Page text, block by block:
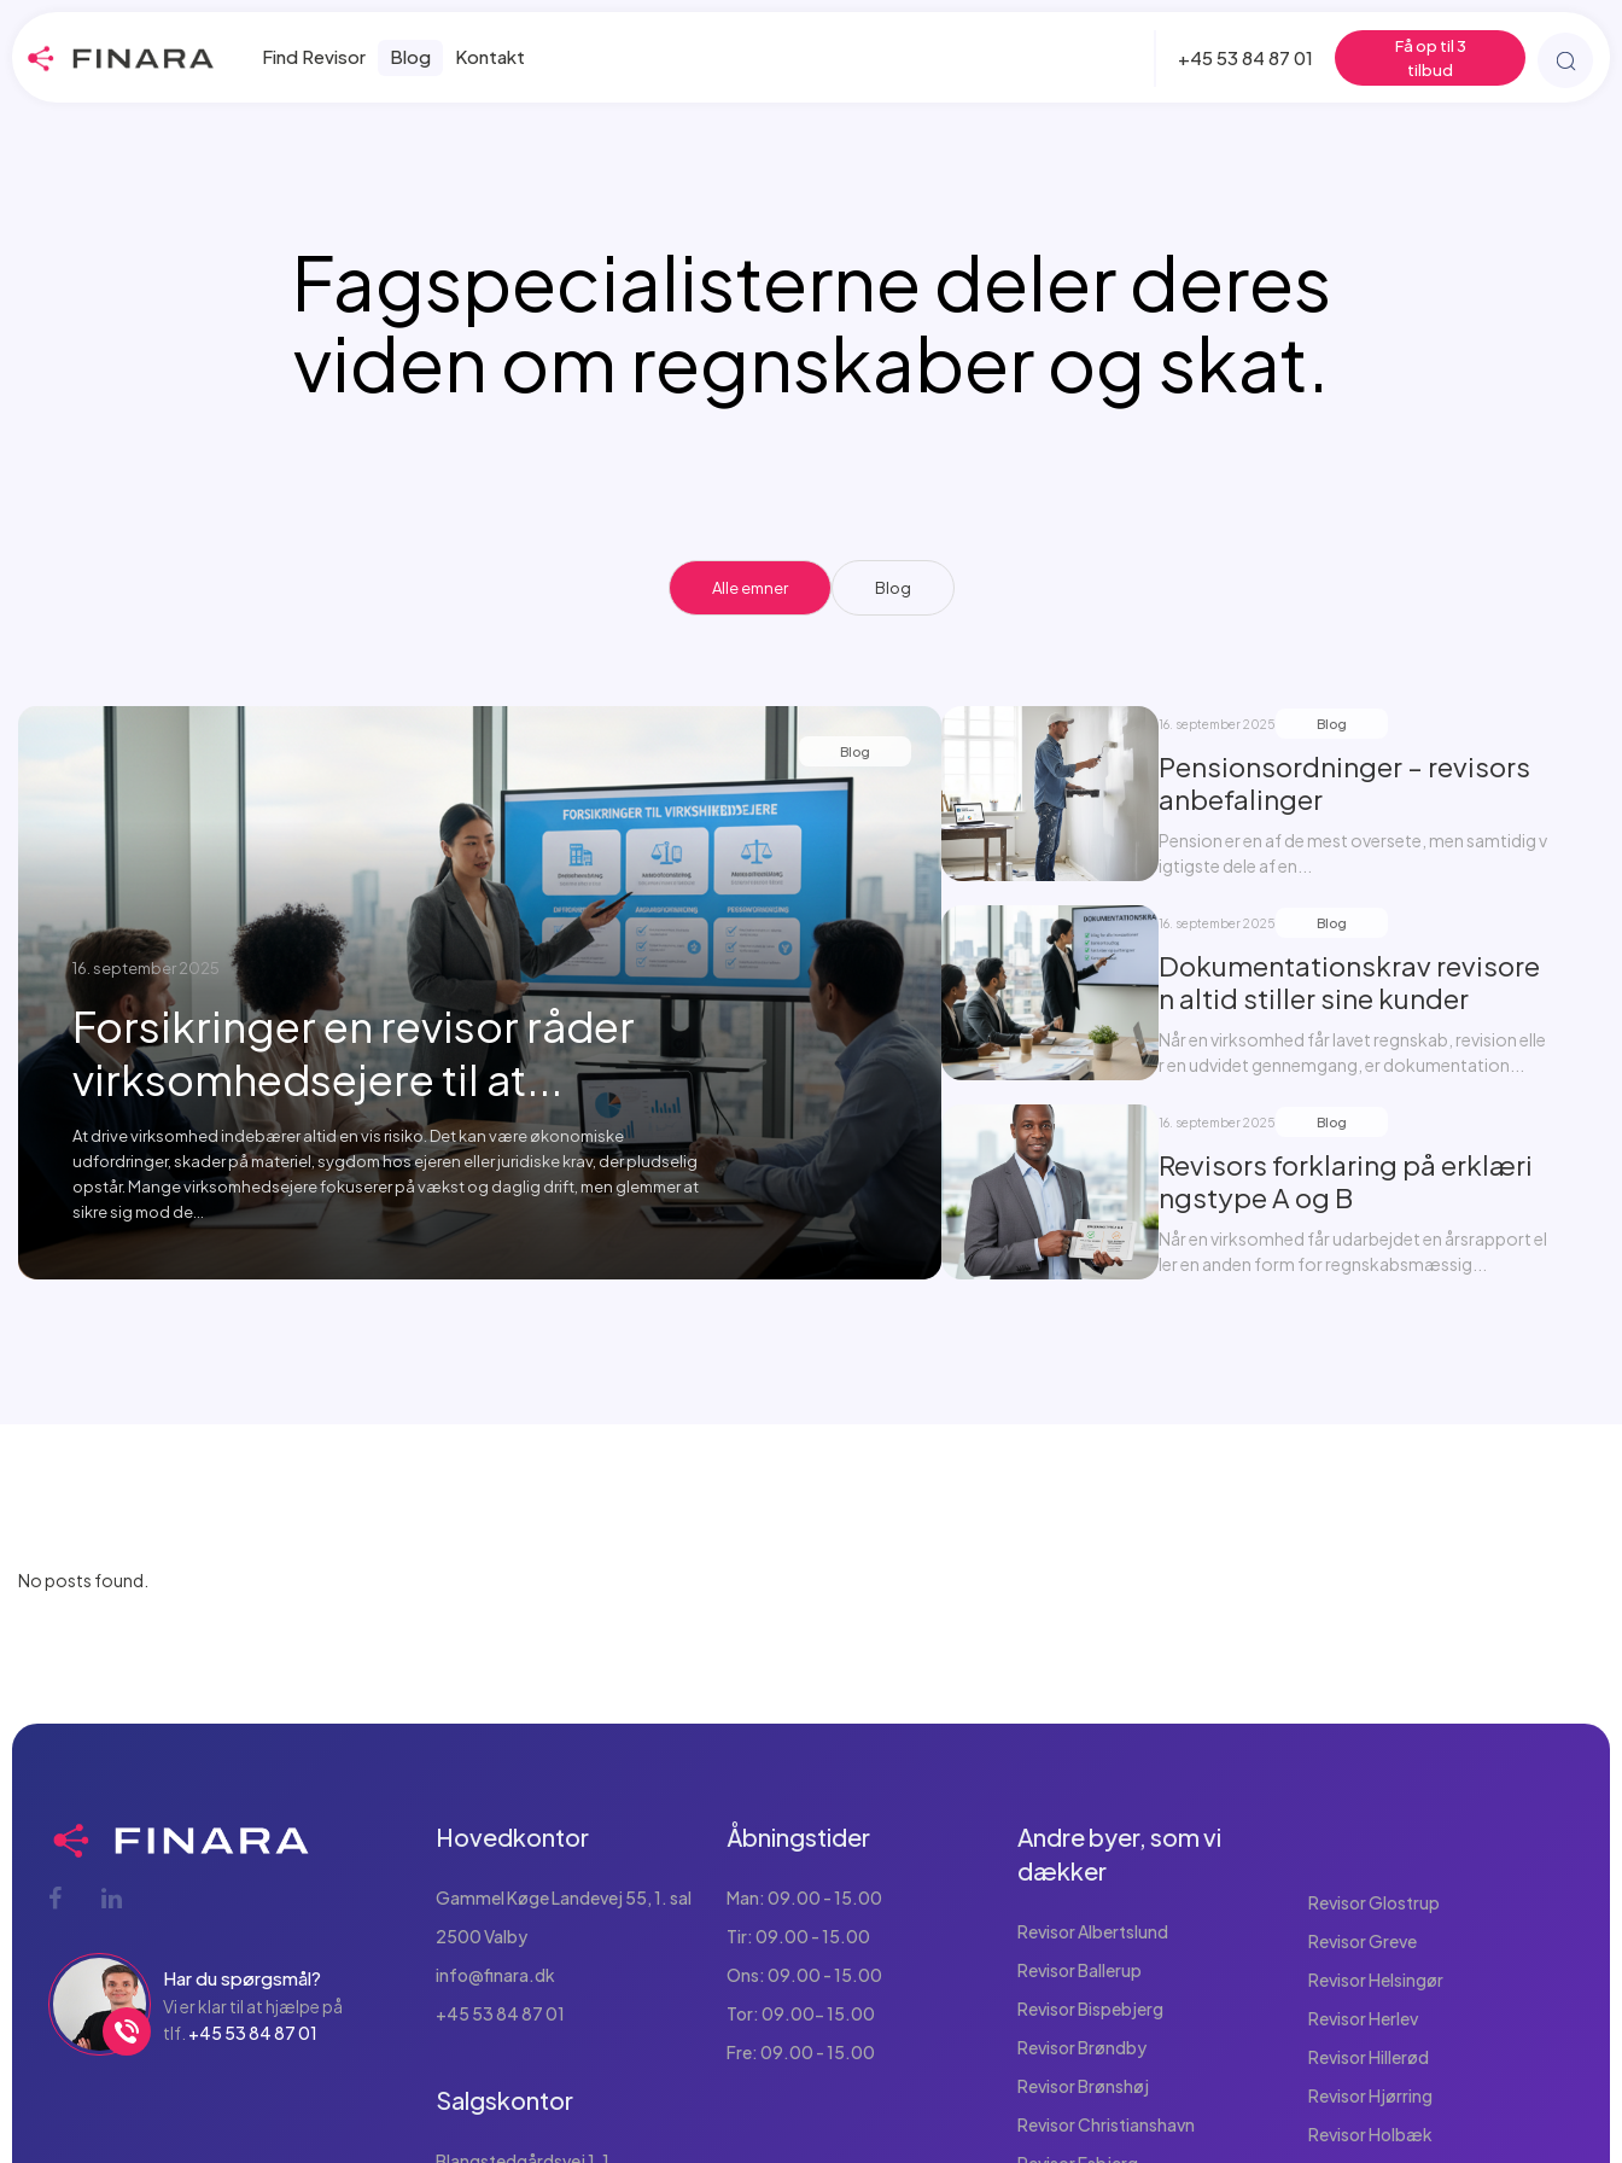
Find Revisor Blog Kontakt +45 53 84 87 01
Få op til 3
tilbud
Fagspecialisterne deler deres
viden om regnskaber og skat.
Alle emner Blog
Blog
16. september 2025
Forsikringer en revisor råder
virksomhedsejere til at...
At drive virksomhed indebærer altid en vis risiko. Det kan være økonomiske
udfordringer, skader på materiel, sygdom hos ejeren eller juridiske krav, der pludselig
opstår. Mange virksomhedsejere fokuserer på vækst og daglig drift, men glemmer at
sikre sig mod de...
16. september 2025 Blog
Pensionsordninger – revisors
anbefalinger
Pension er en af de mest oversete, men samtidig v
igtigste dele af en...
16. september 2025 Blog
Dokumentationskrav revisore
n altid stiller sine kunder
Når en virksomhed får lavet regnskab, revision elle
r en udvidet gennemgang, er dokumentation...
16. september 2025 Blog
Revisors forklaring på erklæri
ngstype A og B
Når en virksomhed får udarbejdet en årsrapport el
ler en anden form for regnskabsmæssig...
No posts found.
Har du spørgsmål?
Vi er klar til at hjælpe på
tlf. +45 53 84 87 01
Hovedkontor
Gammel Køge Landevej 55, 1. sal
2500 Valby
info@finara.dk
+45 53 84 87 01
Salgskontor
Åbningstider
Man: 09.00 - 15.00
Tir: 09.00 - 15.00
Ons: 09.00 - 15.00
Tor: 09.00- 15.00
Fre: 09.00 - 15.00
Andre byer, som vi
dækker
Revisor Albertslund
Revisor Ballerup
Revisor Bispebjerg
Revisor Brøndby
Revisor Brønshøj
Revisor Christianshavn
Revisor Glostrup
Revisor Greve
Revisor Helsingør
Revisor Herlev
Revisor Hillerød
Revisor Hjørring
Revisor Holbæk